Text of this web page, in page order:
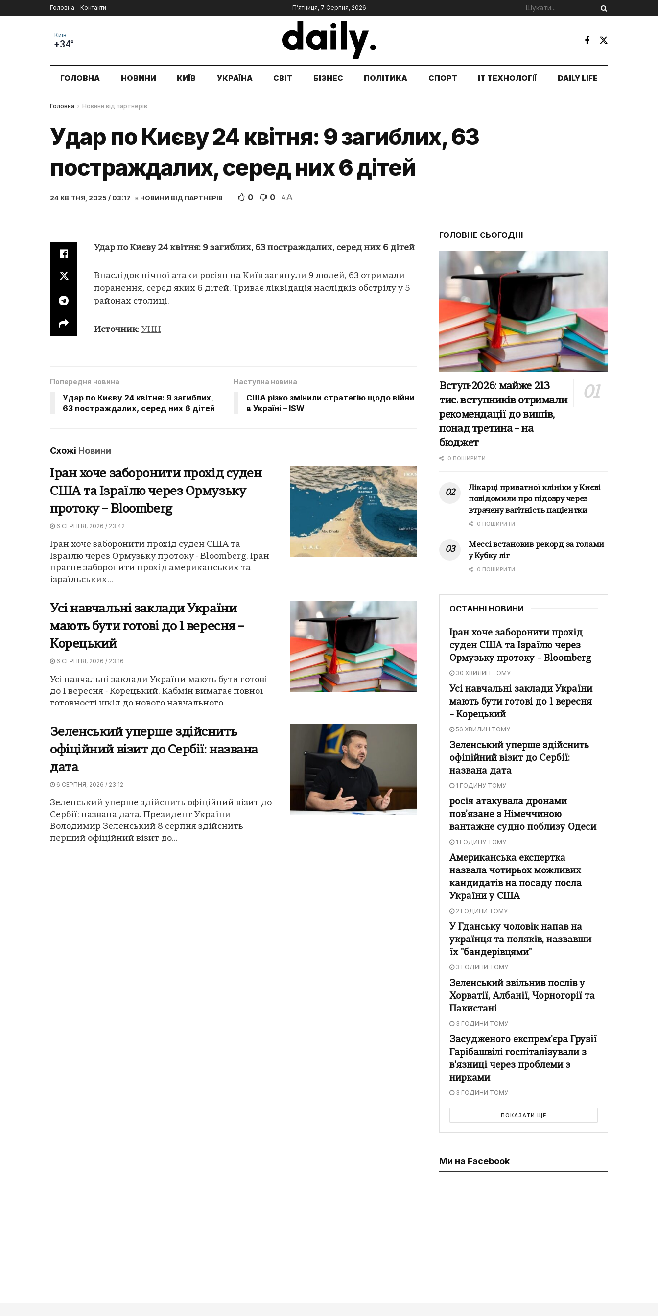
Головна Контакти П’ятниця, 7 Серпня, 2026
Київ
+34°
ГОЛОВНА НОВИНИ КИЇВ УКРАЇНА СВІТ БІЗНЕС ПОЛІТИКА СПОРТ IT ТЕХНОЛОГІЇ DAILY LIFE
Головна Новини від партнерів
Удар по Києву 24 квітня: 9 загиблих, 63
постраждалих, серед них 6 дітей
24 КВІТНЯ, 2025 / 03:17 в НОВИНИ ВІД ПАРТНЕРІВ 0 0 AA
Удар по Києву 24 квітня: 9 загиблих, 63 постраждалих, серед них 6 дітей
Внаслідок нічної атаки росіян на Київ загинули 9 людей, 63 отримали
поранення, серед яких 6 дітей. Триває ліквідація наслідків обстрілу у 5
районах столиці.
Источник: УНН
Попередня новина
Удар по Києву 24 квітня: 9 загиблих,
63 постраждалих, серед них 6 дітей
Наступна новина
США різко змінили стратегію щодо війни
в Україні – ISW
Схожі Новини
Іран хоче заборонити прохід суден
США та Ізраїлю через Ормузьку
протоку – Bloomberg
6 СЕРПНЯ, 2026 / 23:42
Іран хоче заборонити прохід суден США та
Ізраїлю через Ормузьку протоку - Bloomberg. Іран
прагне заборонити прохід американських та
ізраїльських...
Усі навчальні заклади України
мають бути готові до 1 вересня –
Корецький
6 СЕРПНЯ, 2026 / 23:16
Усі навчальні заклади України мають бути готові
до 1 вересня - Корецький. Кабмін вимагає повної
готовності шкіл до нового навчального...
Зеленський уперше здійснить
офіційний візит до Сербії: названа
дата
6 СЕРПНЯ, 2026 / 23:12
Зеленський уперше здійснить офіційний візит до
Сербії: названа дата. Президент України
Володимир Зеленський 8 серпня здійснить
перший офіційний візит до...
ГОЛОВНЕ СЬОГОДНІ
Вступ-2026: майже 213
тис. вступників отримали
рекомендації до вишів,
понад третина – на
бюджет
0 ПОШИРИТИ
Лікарці приватної клініки у Києві
повідомили про підозру через
втрачену вагітність пацієнтки
0 ПОШИРИТИ
Мессі встановив рекорд за голами
у Кубку ліг
0 ПОШИРИТИ
ОСТАННІ НОВИНИ
Іран хоче заборонити прохід
суден США та Ізраїлю через
Ормузьку протоку – Bloomberg
30 ХВИЛИН ТОМУ
Усі навчальні заклади України
мають бути готові до 1 вересня
– Корецький
56 ХВИЛИН ТОМУ
Зеленський уперше здійснить
офіційний візит до Сербії:
названа дата
1 ГОДИНУ ТОМУ
росія атакувала дронами
пов’язане з Німеччиною
вантажне судно поблизу Одеси
1 ГОДИНУ ТОМУ
Американська експертка
назвала чотирьох можливих
кандидатів на посаду посла
України у США
2 ГОДИНИ ТОМУ
У Гданську чоловік напав на
українця та поляків, назвавши
їх "бандерівцями"
3 ГОДИНИ ТОМУ
Зеленський звільнив послів у
Хорватії, Албанії, Чорногорії та
Пакистані
3 ГОДИНИ ТОМУ
Засудженого експрем'єра Грузії
Гарібашвілі госпіталізували з
в'язниці через проблеми з
нирками
3 ГОДИНИ ТОМУ
ПОКАЗАТИ ЩЕ
Ми на Facebook